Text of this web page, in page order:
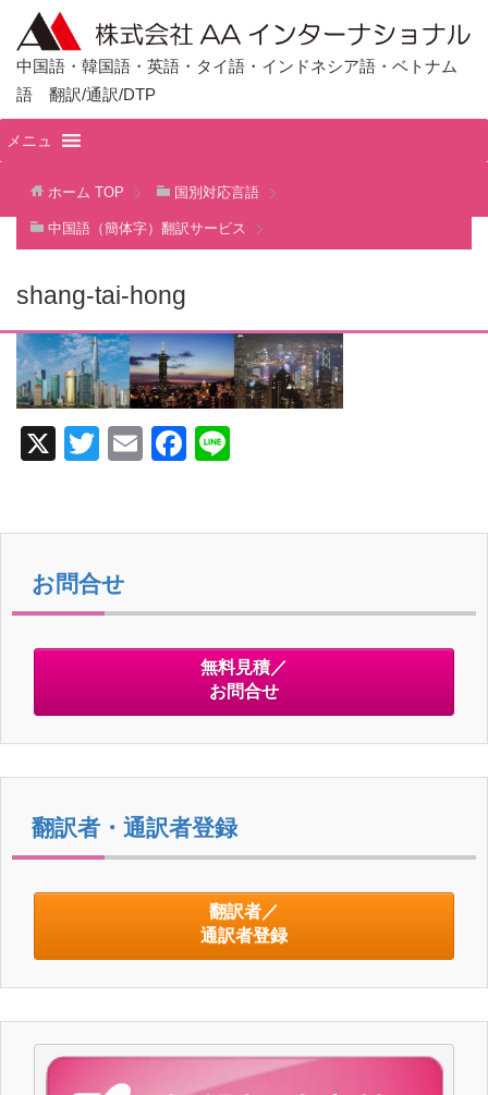
中国語・韓国語・英語・タイ語・インドネシア語・ベトナム
語 翻訳/通訳/DTP
メニュ
ホーム TOP 国別対応言語
中国語（簡体字）翻訳サービス
shang-tai-hong
X
T
E
F
o
o
k
お問合せ
無料見積／
お問合せ
翻訳者・通訳者登録
翻訳者／
通訳者登録